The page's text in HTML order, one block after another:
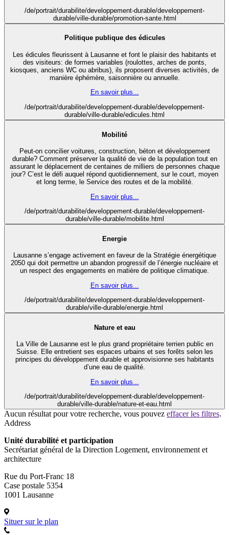
/de/portrait/durabilite/developpement-durable/developpement-
durable/ville-durable/promotion-sante.html
Politique publique des édicules
Les édicules fleurissent à Lausanne et font le plaisir des habitants et
des visiteurs: de formes variables (roulottes, arches de ponts,
kiosques, anciens WC ou abribus), ils proposent diverses activités, de
manière éphémère, saisonnière ou annuelle.
En savoir plus...
/de/portrait/durabilite/developpement-durable/developpement-
durable/ville-durable/edicules.html
Mobilité
Peut-on concilier voitures, construction, béton et développement
durable? Comment préserver la qualité de vie de la population tout en
assurant le déplacement de centaines de milliers de personnes chaque
jour? C’est le défi auquel répond quotidiennement, sur le court, moyen
et long terme, le Service des routes et de la mobilité.
En savoir plus...
/de/portrait/durabilite/developpement-durable/developpement-
durable/ville-durable/mobilite.html
Energie
Lausanne s’engage activement en faveur de la Stratégie énergétique
2050 qui doit permettre un abandon progressif de l’énergie nucléaire et
un respect des engagements en matière de politique climatique.
En savoir plus...
/de/portrait/durabilite/developpement-durable/developpement-
durable/ville-durable/energie.html
Nature et eau
La Ville de Lausanne est le plus grand propriétaire terrien public en
Suisse. Elle entretient ses espaces urbains et ses forêts selon les
principes du développement durable et approvisionne ses habitants
d’une eau de qualité.
En savoir plus...
/de/portrait/durabilite/developpement-durable/developpement-
durable/ville-durable/nature-et-eau.html
Aucun résultat pour votre recherche, vous pouvez effacer les filtres.
Address
Unité durabilité et participation
Secrétariat général de la Direction Logement, environnement et
architecture
Rue du Port-Franc 18
Case postale 5354
1001 Lausanne
Situer sur le plan